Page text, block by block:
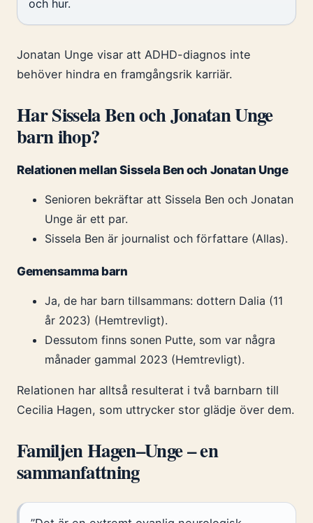
och hur.
Jonatan Unge visar att ADHD-diagnos inte
behöver hindra en framgångsrik karriär.
Har Sissela Ben och Jonatan Unge
barn ihop?
Relationen mellan Sissela Ben och Jonatan Unge
Senioren bekräftar att Sissela Ben och Jonatan
Unge är ett par.
Sissela Ben är journalist och författare (Allas).
Gemensamma barn
Ja, de har barn tillsammans: dottern Dalia (11
år 2023) (Hemtrevligt).
Dessutom finns sonen Putte, som var några
månader gammal 2023 (Hemtrevligt).
Relationen har alltså resulterat i två barnbarn till
Cecilia Hagen, som uttrycker stor glädje över dem.
Familjen Hagen–Unge – en
sammanfattning